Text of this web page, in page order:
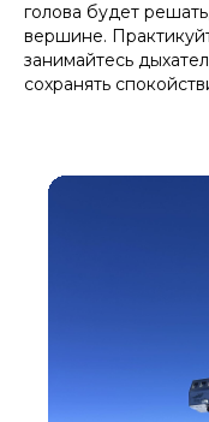
голова будет
вершине.
занимайтесь
сохранять